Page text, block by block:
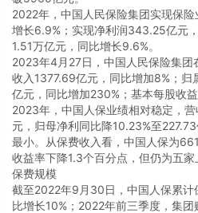
2022年，中国人民保险集团实现保
增长6.9%；实现净利润343.25亿元
1.51万亿元，同比增长9.6%。
2023年4月27日，中国人民保险集团
收入1377.69亿元，同比增加8%；归
亿元，同比增加230%；基本每股收
2023年，中国人保业绩相对稳定，
元，归母净利同比降10.23%至
最小。从保费收入看，中国人保为
收益率下降1.3个百分点，但仍为五家
保费规模
截至2022年9月30日，中国人保累
比增长10%；2022年前三季度，集